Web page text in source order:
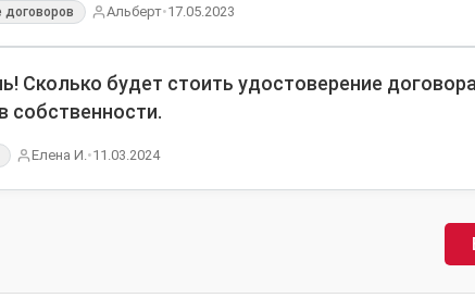
договоров Альберт•17.05.2023
Сколько будет стоить удостоверение
собственности.
Елена И.•11.03.2024